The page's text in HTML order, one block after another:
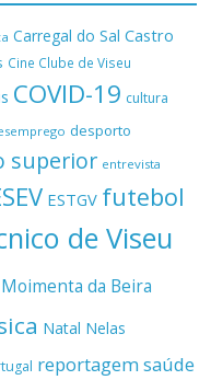
Carregal do Sal Castro
Cine Clube de Viseu
COVID-19 cultura
desporto
superior entrevista
ESTGV futebol
de Viseu
Moimenta da Beira
Natal Nelas
reportagemsaúde